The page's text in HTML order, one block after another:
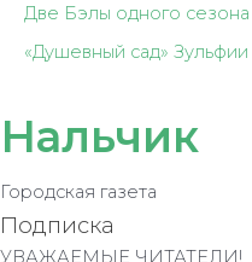
Две Бэлы одного сезона
«Душевный сад»
Нальчик
Городская газета
Подписка
УВАЖАЕМЫЕ ЧИТАТЕЛИ!